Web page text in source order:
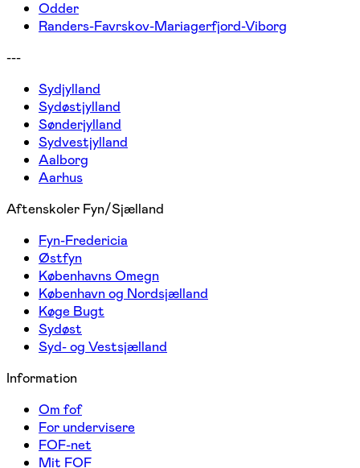
Odder
Randers-Favrskov-Mariagerfjord-Viborg
---
Sydjylland
Sydøstjylland
Sønderjylland
Sydvestjylland
Aalborg
Aarhus
Aftenskoler Fyn/Sjælland
Fyn-Fredericia
Østfyn
Københavns Omegn
København og Nordsjælland
Køge Bugt
Sydøst
Syd- og Vestsjælland
Information
Om fof
For undervisere
FOF-net
Mit FOF